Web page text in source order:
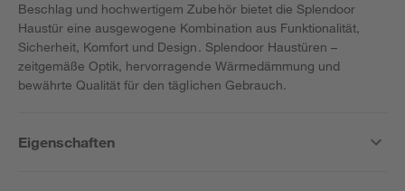
Beschlag und hochwertigem Zubehör bietet die Splendoor
Haustür eine ausgewogene Kombination aus Funktionalität,
Sicherheit, Komfort und Design. Splendoor Haustüren –
zeitgemäße Optik, hervorragende Wärmedämmung und
bewährte Qualität für den täglichen Gebrauch.
Eigenschaften